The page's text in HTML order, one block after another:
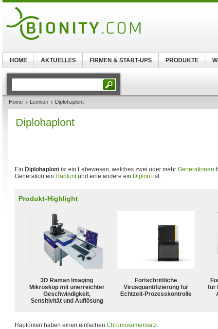
Home Lexikon Diplohaplont
Diplohaplont
Ein Diplohaplont ist ein Lebewesen, welches zwei oder mehr Generationen
Generation ein Haplontund eine andere ein Diplontist.
Produkt-Highlight
3D Raman Imaging
Mikroskop mit unerreichter
Geschwindigkeit,
Sensitivität und Auflösung
Fortschrittliche
Virusquantifizierung für
Echtzeit-Prozesskontrolle
für
Haplonten haben einen einfachen Chromosomensatz.
HOME AKTUELLES FIRMEN & START-UPS PRODUKTE